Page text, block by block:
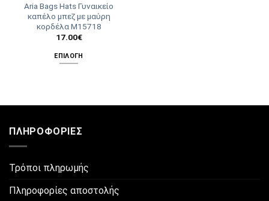
Aria Bags Hats Γυναικείο
καπέλο μπεζ με μαύρη
κορδέλα Μ15718
17.00€
ΕΠΙΛΟΓΉ
έχει
παραλλαγές.
μπορούν
επιλεγούν
ΠΛΗΡΟΦΟΡΊΕΣ
Τρόποι πληρωμής
Πληροφορίες αποστολής